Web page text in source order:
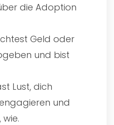
die Adoption
Geld oder
und bist
Lust, dich
und